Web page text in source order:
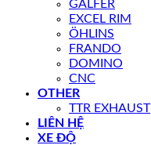
GALFER
EXCEL RIM
ÖHLINS
FRANDO
DOMINO
CNC
OTHER
TTR EXHAUST
LIÊN HỆ
XE ĐỘ